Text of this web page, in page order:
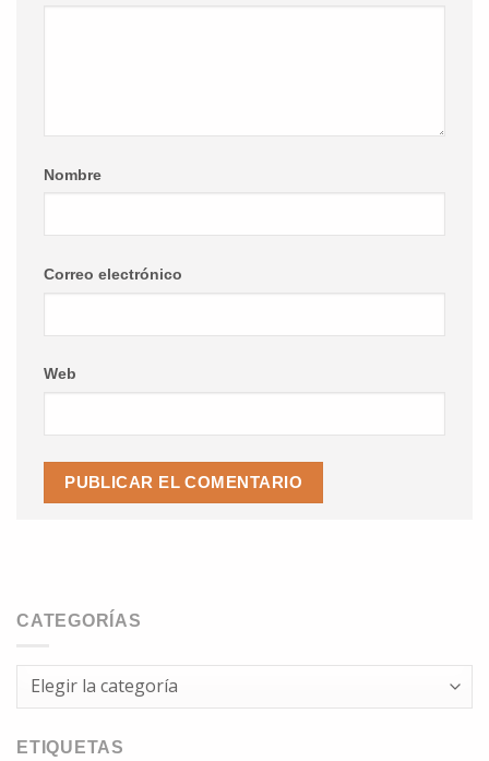
CATEGORÍAS
Categorías
ETIQUETAS
Nombre
Correo electrónico
Web